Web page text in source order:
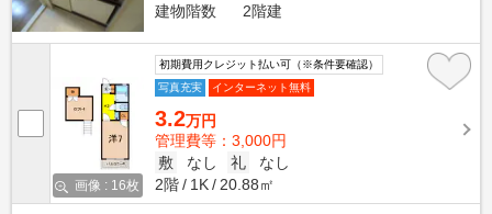
建物階数
2階建
画像 : 16枚
初期費用クレジット払い可（※条件要確認）
写真充実
インターネット無料
3.2万円
管理費等：3,000円
敷
なし 礼
なし
2階
1K 20.88㎡